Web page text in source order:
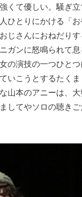
くて優しい。騒ぎ
ひとりにかける「
じさんにおねだり
ガンに怒鳴られて
演技の一つひと
いこうとするたく
山本のアニーは、
してやソロの聴き